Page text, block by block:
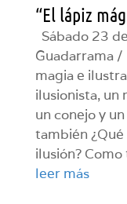
“El lápiz
Sábado 23
Guadarrama
magia e
ilusionista, un
un conejo y
también
ilusión?
leer más